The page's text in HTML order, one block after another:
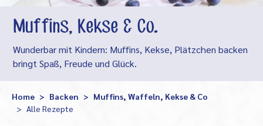
Muffins, Kekse & Co.
Wunderbar mit Kindern: Muffins, Kekse, Plätzchen backen
bringt Spaß, Freude und Glück.
Home Backen
Muffins, Waffeln, Kekse & Co
Alle Rezepte